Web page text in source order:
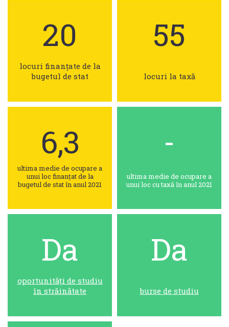
20
locuri finanțate de la
bugetul de stat
55
locuri la taxă
6,3
ultima medie de ocupare a
unui loc finanțat de la
bugetul de stat în anul 2021
-
ultima medie de ocupare a
unui loc cu taxă în anul 2021
Da
oportunități de studiu
în străinătate
Da
burse de studiu